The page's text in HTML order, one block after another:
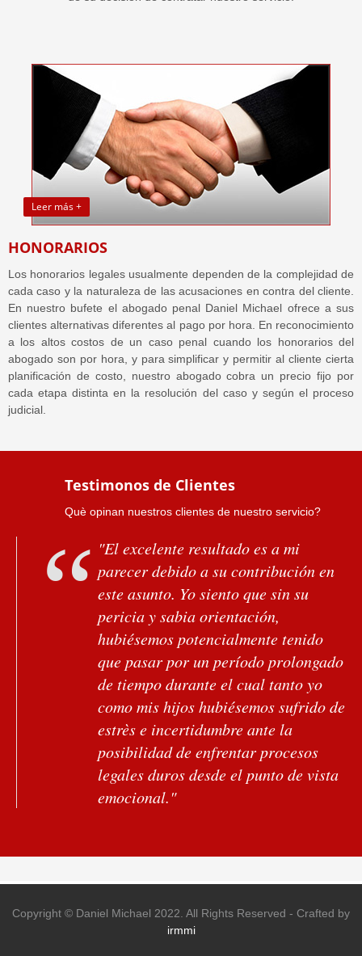
Leer más +
HONORARIOS
Los honorarios legales usualmente dependen de la complejidad de
cada caso y la naturaleza de las acusaciones en contra del cliente.
En nuestro bufete el abogado penal Daniel Michael ofrece a sus
clientes alternativas diferentes al pago por hora. En reconocimiento
a los altos costos de un caso penal cuando los honorarios del
abogado son por hora, y para simplificar y permitir al cliente cierta
planificación de costo, nuestro abogado cobra un precio fijo por
cada etapa distinta en la resolución del caso y según el proceso
judicial.
Testimonos de Clientes
Què opinan nuestros clientes de nuestro servicio?
"El excelente resultado es a mi
parecer debido a su contribución en
este asunto. Yo siento que sin su
pericia y sabia orientación,
hubiésemos potencialmente tenido
que pasar por un período prolongado
de tiempo durante el cual tanto yo
como mis hijos hubiésemos sufrido de
estrès e incertidumbre ante la
posibilidad de enfrentar procesos
legales duros desde el punto de vista
emocional."
sido por sus sabios consejos e
instrucciones, estoy seguro de que el
resultado hubiese sido menos que
Copyright © Daniel Michael 2022. All Rights Reserved - Crafted by
irmmi